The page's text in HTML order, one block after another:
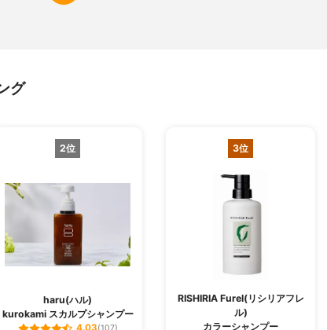
グ
2位
haru(ハル)
kurokami スカルプシャンプー
3位
RISHIRIA Furel(リシリアフレ
ル)
カラーシャンプー